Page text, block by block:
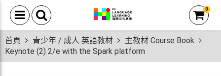
0
首頁 青少年 / 成人 英語教材
主教材 Course Book
Keynote (2) 2/e with the Spark platform